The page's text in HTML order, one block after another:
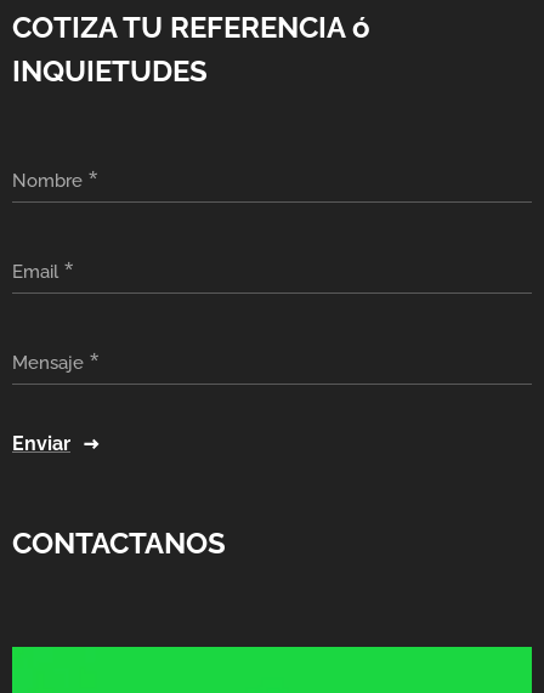
COTIZA TU REFERENCIA ó
INQUIETUDES
Nombre
Email
Mensaje
Enviar
CONTACTANOS